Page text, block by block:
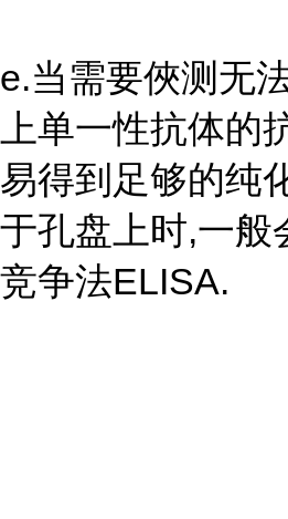
e.当需要俠测无
上单一性抗体的
易得到足够的纯
于孔盘上时,一般
竞争法ELISA.